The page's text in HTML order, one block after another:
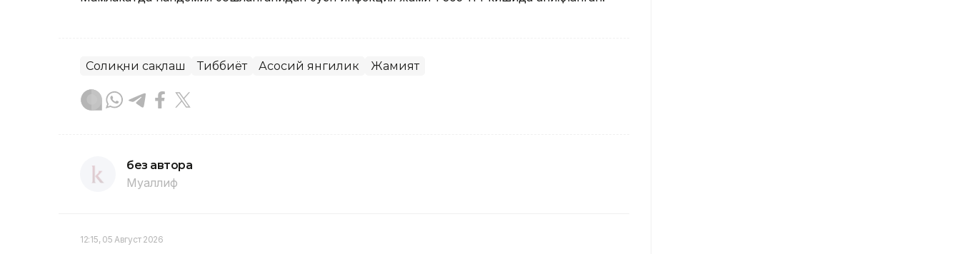
Соғлиқни сақлаш Тиббиёт Асосий янгилик Жамият
без автора
Муаллиф
12:15, 05 Август 2026